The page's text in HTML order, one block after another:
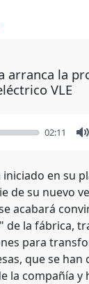
arranca la
VLE
02:11
iniciado en su
de su nuevo
acabará
la fábrica,
para
que se han
la compañía y